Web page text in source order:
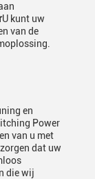
U kunt uw
van de
en
Power
van u met
dat uw
die wij